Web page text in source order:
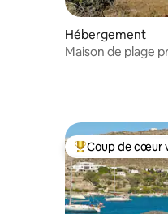
Hébergement
Maison de plage
Coups de cœur
Coup de cœur